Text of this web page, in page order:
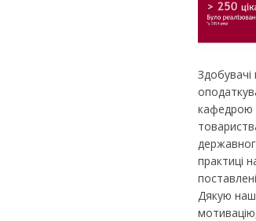
кафедрою
практиці
Дякую